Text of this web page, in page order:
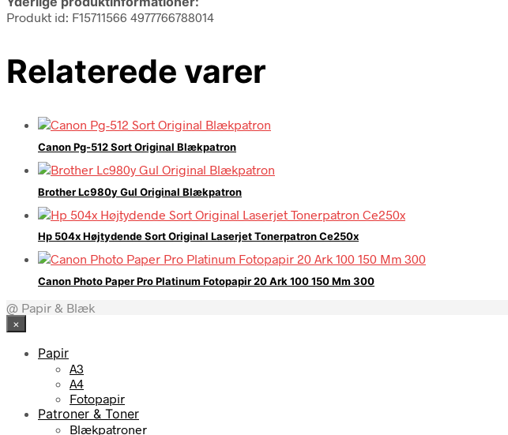
Produkt id: F15711566 4977766788014
Relaterede varer
Canon Pg-512 Sort Original Blækpatron
Brother Lc980y Gul Original Blækpatron
Hp 504x Højtydende Sort Original Laserjet Tonerpatron Ce250x
Canon Photo Paper Pro Platinum Fotopapir 20 Ark 100 150 Mm 300
@ Papir & Blæk
×
Papir
A3
A4
Fotopapir
Patroner & Toner
Blækpatroner